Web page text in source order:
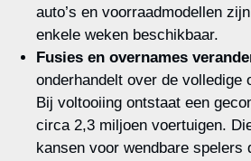
auto’s en voorraadmodellen
enkele weken beschikbaar.
Fusies en overnames
onderhandelt over de volledige
Bij voltooiing ontstaat een
circa 2,3 miljoen voertuigen.
kansen voor wendbare spelers